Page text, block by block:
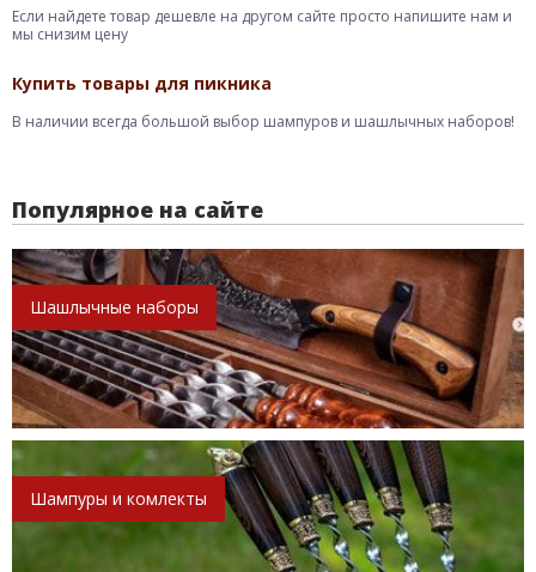
Если найдете товар дешевле на другом сайте просто напишите нам и
мы снизим цену
Купить товары для пикника
В наличии всегда большой выбор шампуров и шашлычных наборов!
Популярное на сайте
Шашлычные наборы
Шампуры и комлекты